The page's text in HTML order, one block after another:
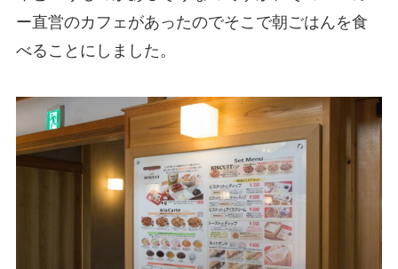
ー直営のカフェがあったのでそこで朝ごはんを食
べることにしました。